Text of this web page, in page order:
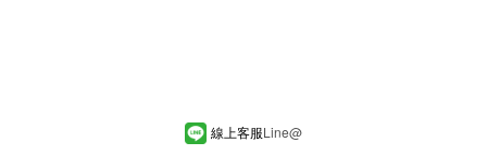
線上客服Line@